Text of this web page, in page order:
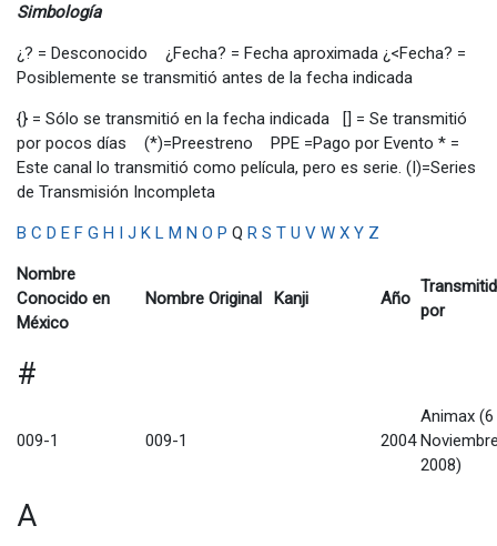
Simbología
¿? = Desconocido ¿Fecha? = Fecha aproximada ¿<Fecha? =
Posiblemente se transmitió antes de la fecha indicada
{} = Sólo se transmitió en la fecha indicada [] = Se transmitió
por pocos días (*)=Preestreno PPE =Pago por Evento * =
Este canal lo transmitió como película, pero es serie. (I)=Series
de Transmisión Incompleta
B C D E F G H I J K L M N O P Q R S T U V W X Y Z
Nombre
Conocido en
México
Nombre Original Kanji Año
por
#
009-1 009-1 2004
Animax (6
2008)
A